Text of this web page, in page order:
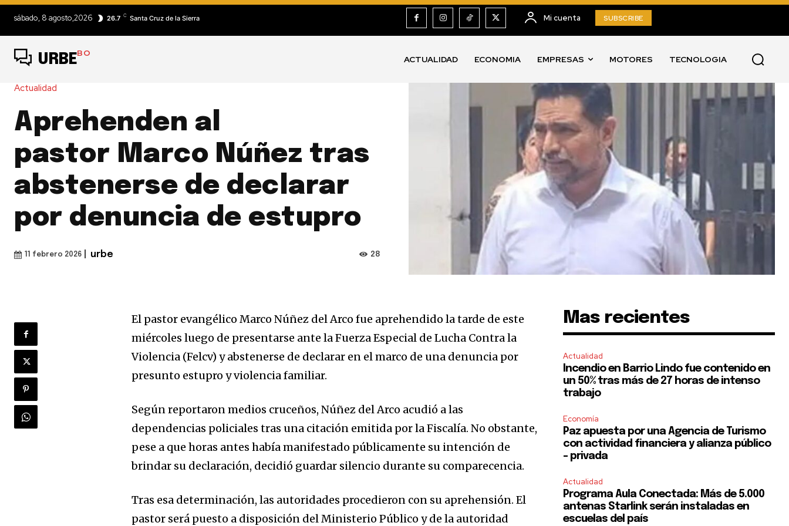
Join our community of
SUBSCRIBERS and be part
of the conversation.
sábado, 8 agosto,2026 26.7 C Santa Cruz de la Sierra Mi cuenta SUBSCRIBE
URBEBO
ACTUALIDAD ECONOMIA EMPRESAS MOTORES TECNOLOGIA
Actualidad
Aprehenden al
pastor Marco Núñez tras
abstenerse de declarar
por denuncia de estupro
11 febrero 2026 urbe 28
El pastor evangélico Marco Núñez del Arco fue aprehendido la tarde de este
miércoles luego de presentarse ante la Fuerza Especial de Lucha Contra la
Violencia (Felcv) y abstenerse de declarar en el marco de una denuncia por
presunto estupro y violencia familiar.
Según reportaron medios cruceños, Núñez del Arco acudió a las
dependencias policiales tras una citación emitida por la Fiscalía. No obstante,
pese a que horas antes había manifestado públicamente su intención de
brindar su declaración, decidió guardar silencio durante su comparecencia.
Tras esa determinación, las autoridades procedieron con su aprehensión. El
pastor será puesto a disposición del Ministerio Público y de la autoridad
Mas recientes
Actualidad
Incendio en Barrio Lindo fue contenido en
un 50% tras más de 27 horas de intenso
trabajo
Economía
Paz apuesta por una Agencia de Turismo
con actividad financiera y alianza público
– privada
Actualidad
Programa Aula Conectada: Más de 5.000
antenas Starlink serán instaladas en
escuelas del país